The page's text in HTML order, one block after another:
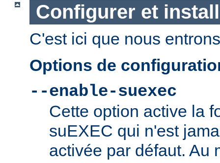
Configurer et
C'est ici que nous
Options de
--enable-suexec
Cette option active la
suEXEC qui n'est
activée par défaut. Au